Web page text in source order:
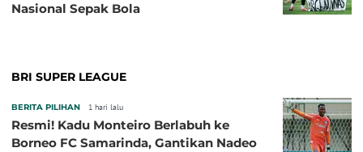
Nasional Sepak Bola
BRI SUPER LEAGUE
BERITA PILIHAN 1 hari lalu
Resmi! Kadu Monteiro Berlabuh ke
Borneo FC Samarinda, Gantikan Nadeo